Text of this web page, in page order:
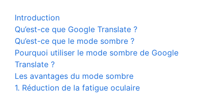
Introduction
Qu’est-ce que Google Translate ?
Qu’est-ce que le mode sombre ?
Pourquoi utiliser le mode sombre de Google
Translate ?
Les avantages du mode sombre
1. Réduction de la fatigue oculaire